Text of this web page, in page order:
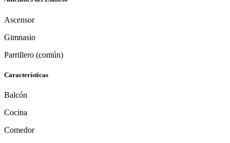
Ascensor
Gimnasio
Parrillero (común)
Características
Balcón
Cocina
Comedor